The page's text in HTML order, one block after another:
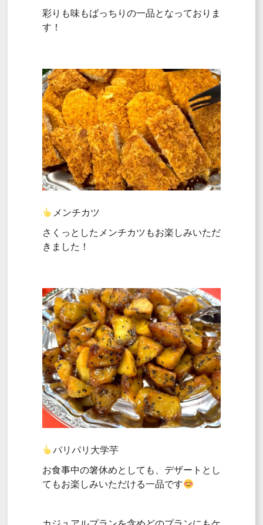
彩りも味もばっちりの一品となっておりま
す！
メンチカツ
さくっとしたメンチカツもお楽しみいただ
きました！
パリパリ大学芋
お食事中の箸休めとしても、デザートとし
てもお楽しみいただける一品です